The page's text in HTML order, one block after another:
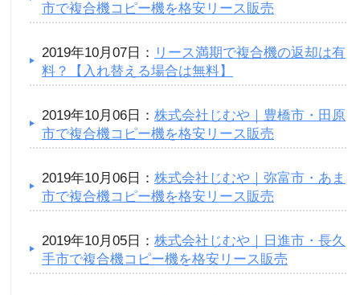
市で複合機コピー機を格安リース販売
2019年10月07日： リース満期で複合機の返却は有
料？【入れ替える場合は無料】
2019年10月06日： 株式会社じむや｜豊橋市・田原
市で複合機コピー機を格安リース販売
2019年10月06日： 株式会社じむや｜弥富市・あま
市で複合機コピー機を格安リース販売
2019年10月05日： 株式会社じむや｜日進市・長久
手市で複合機コピー機を格安リース販売